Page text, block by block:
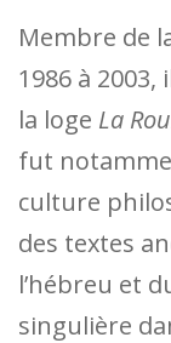
Membre de
1986 à
la loge La
fut
culture
des textes
l’hébreu et
singulière